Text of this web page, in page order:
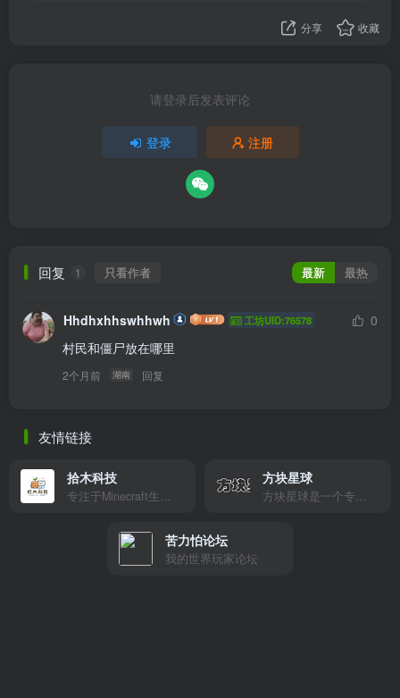
分享 收藏
请登录后发表评论
登录 注册
回复 1 只看作者 最新 最热
Hhdhxhhswhhwh 工坊UID:76578
0
村民和僵尸放在哪里
2个月前 湖南 回复
友情链接
拾木科技
专注于Minecraft生态建设
方块星球
方块星球是一个专注于我的世界的中文论坛，提供丰富的资源分享、玩家交流和创意展示，包括地图、皮肤、数据包等内容，打造Minecraft玩家的专属社区乐园！
苦力怕论坛
我的世界玩家论坛